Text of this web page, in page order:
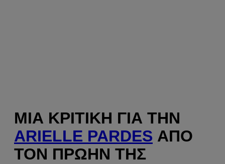
ΜΙΑ ΚΡΙΤΙΚΉ ΓΙΑ ΤΗΝ
ARIELLE PARDES ΑΠΌ
ΤΟΝ ΠΡΏΗΝ ΤΗΣ